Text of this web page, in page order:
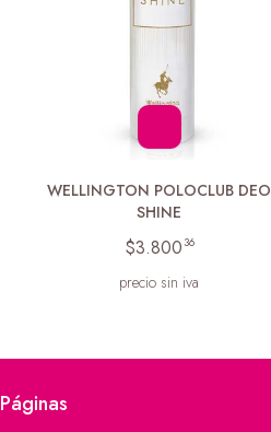
WELLINGTON POLOCLUB DEO
SHINE
$3.800 36
precio sin iva
Páginas